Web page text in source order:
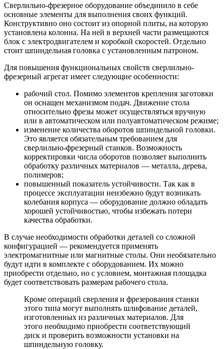
Сверлильно-фрезерное оборудование объединило в себе
основные элементы для выполнения своих функций.
Конструктивно оно состоит из опорной плиты, на которую
установлена колонна. На ней в верхней части размещаются
блок с электродвигателем и коробкой скоростей. Отдельно
стоит шпиндельная головка с установленным патроном.
Для повышения функциональных свойств сверлильно-
фрезерный агрегат имеет следующие особенности:
рабочий стол. Помимо элементов крепления заготовки
он оснащен механизмом подач. Движение стола
относительно фрезы может осуществляться вручную
или в автоматическом или полуавтоматическом режиме;
изменение количества оборотов шпиндельной головки.
Это является обязательным требованием для
сверлильно-фрезерный станков. Возможность
корректировки числа оборотов позволяет выполнить
обработку различных материалов — металла, дерева,
полимеров;
повышенный показатель устойчивости. Так как в
процессе эксплуатации неизбежно будут возникать
колебания корпуса — оборудование должно обладать
хорошей устойчивостью, чтобы избежать потери
качества обработки.
В случае необходимости обработки деталей со сложной
конфигурацией — рекомендуется применять
электромагнитные или магнитные столы. Они необязательно
будут идти в комплекте с оборудованием. Их можно
приобрести отдельно, но с условием, монтажная площадка
будет соответствовать размерам рабочего стола.
Кроме операций сверления и фрезерования станки
этого типа могут выполнять шлифование деталей,
изготовленных из различных материалов. Для
этого необходимо приобрести соответствующий
диск и проверить возможности установки на
шпиндельную головку.